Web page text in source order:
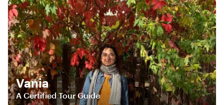
Vania
A Certified Tour Guide